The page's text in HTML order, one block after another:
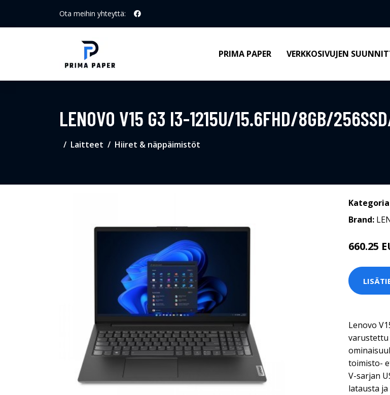
Ota meihin yhteyttä:
PRIMA PAPER VERKKOSIVUJEN
LENOVO V15 G3 I3-1215U/15.6FHD/8GB/
Laitteet Hiiret & näppäimistöt
Brand:
660.25
Lenovo
varustettu
toimisto-
V-sarjan
latausta